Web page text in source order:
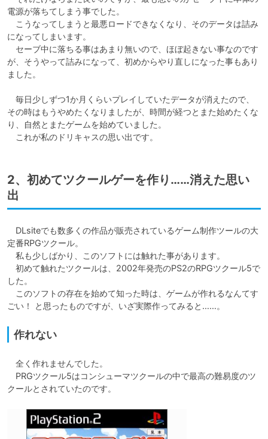
電源が落ちてしまう事でした。
こうなってしまうと最悪ロードできなくなり、そのデータは詰み
になってしまいます。
セーブ中に落ちる事はあまり無いので、ほぼ起きない事なのです
が、そうやって詰みになって、初めからやり直しになった事もあり
ました。
毎日少しずつ1か月くらいプレイしていたデータが消えたので、
その時はもうやめたくなりましたが、時間が経つとまた始めたくな
り、自然とまたゲームを始めていました。
これが私のドリキャスの思い出です。
2、初めてツクールゲーを作り……消えた思い
出
DLsiteでも数多くの作品が販売されているゲーム制作ツールの大
定番RPGツクール。
私も少しばかり、このソフトには触れた事があります。
初めて触れたツクールは、2002年発売のPS2のRPGツクール5で
した。
このソフトの存在を始めて知った時は、ゲームが作れるなんてす
ごい！ と思ったものですが、いざ実際作ってみると……。
作れない
全く作れませんでした。
PRGツクール5はコンシューマツクールの中で最高の難易度のツ
クールとされていたのです。